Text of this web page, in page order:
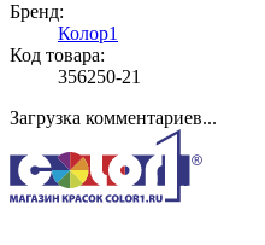
Бренд:
Колор1
Код товара:
356250-21
Загрузка комментариев...